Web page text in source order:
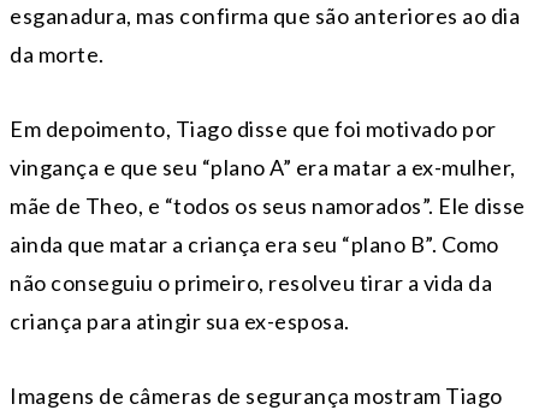
esganadura, mas confirma que são anteriores ao dia
da morte.
Em depoimento, Tiago disse que foi motivado por
vingança e que seu “plano A” era matar a ex-mulher,
mãe de Theo, e “todos os seus namorados”. Ele disse
ainda que matar a criança era seu “plano B”. Como
não conseguiu o primeiro, resolveu tirar a vida da
criança para atingir sua ex-esposa.
Imagens de câmeras de segurança mostram Tiago